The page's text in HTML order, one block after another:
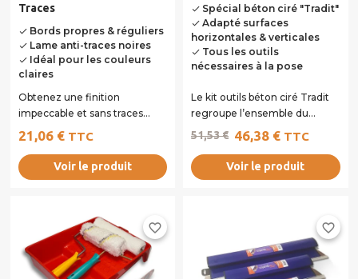
Traces
doneBords propres & réguliers
doneLame anti-traces noires
doneIdéal pour les couleurs
claires
Obtenez une finition
impeccable et sans traces
grâce à notre lisseuse en
plastique multi-usages....
21,06 € TTC
Voir le produit
done Spécial béton ciré "Tradit"
done Adapté surfaces
horizontales & verticales
done Tous les outils
nécessaires à la pose
Le kit outils béton ciré Tradit
regroupe l’ensemble du
matériel nécessaire à
l’application du...
46,38 € TTC
51,53 €
Voir le produit
favorite_border favorite_border